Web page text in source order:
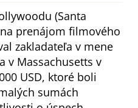
(Santa
prenájom filmového
zakladateľa v mene
v Massachusetts v
USD, ktoré boli
sumách